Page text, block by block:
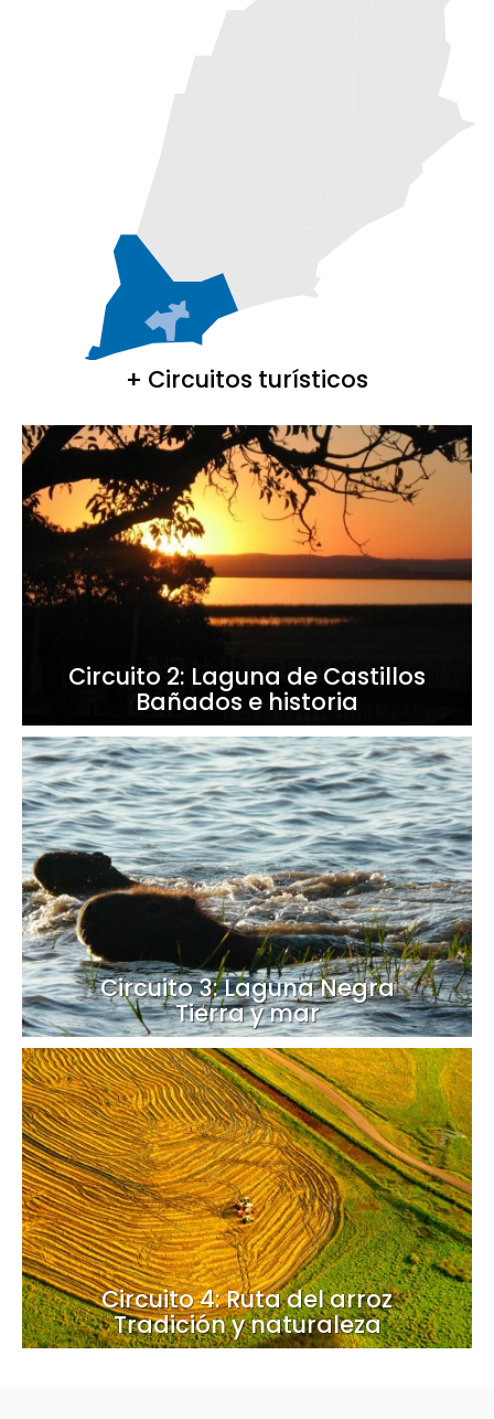
+ Circuitos turísticos
Circuito 2: Laguna de Castillos
Bañados e historia
Circuito 3: Laguna Negra
Tierra y mar
Circuito 4: Ruta del arroz
Tradición y naturaleza